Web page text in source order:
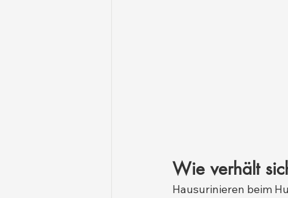
Wie verhält
Hausurinieren beim